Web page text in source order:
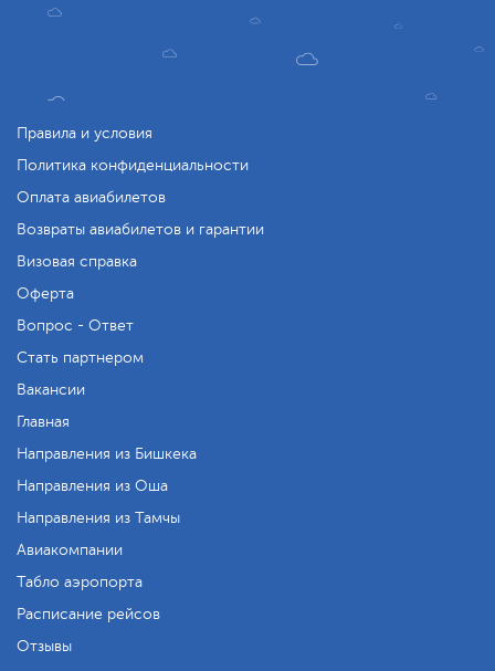
Правила и условия
Политика конфиденциальности
Оплата авиабилетов
Возвраты авиабилетов и гарантии
Визовая справка
Оферта
Вопрос - Ответ
Стать партнером
Вакансии
Главная
Направления из Бишкека
Направления из Оша
Направления из Тамчы
Авиакомпании
Табло аэропорта
Расписание рейсов
Отзывы